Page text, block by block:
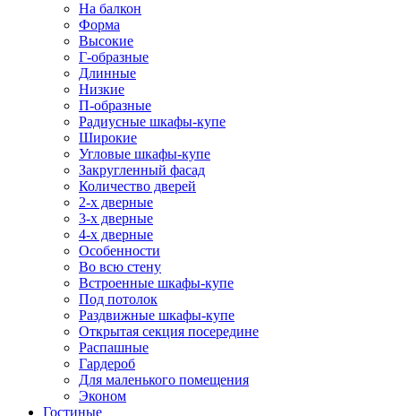
На балкон
Форма
Высокие
Г-образные
Длинные
Низкие
П-образные
Радиусные шкафы-купе
Широкие
Угловые шкафы-купе
Закругленный фасад
Количество дверей
2-х дверные
3-х дверные
4-х дверные
Особенности
Во всю стену
Встроенные шкафы-купе
Под потолок
Раздвижные шкафы-купе
Открытая секция посередине
Распашные
Гардероб
Для маленького помещения
Эконом
Гостиные